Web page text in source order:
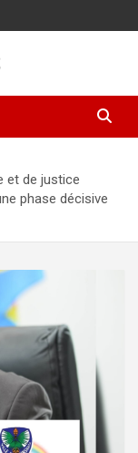
et de justice
phase décisive